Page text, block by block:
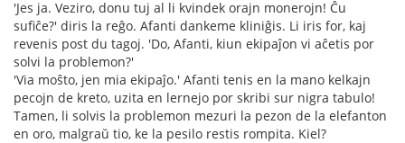
'Jes ja. Veziro, donu tuj al li kvindek orajn monerojn! Ĉu
sufiĉe?' diris la reĝo. Afanti dankeme kliniĝis. Li iris for, kaj
revenis post du tagoj. 'Do, Afanti, kiun ekipaĵon vi aĉetis por
solvi la problemon?'
'Via moŝto, jen mia ekipaĵo.' Afanti tenis en la mano kelkajn
pecojn de kreto, uzita en lernejo por skribi sur nigra tabulo!
Tamen, li solvis la problemon mezuri la pezon de la elefanton
en oro, malgraŭ tio, ke la pesilo restis rompita. Kiel?